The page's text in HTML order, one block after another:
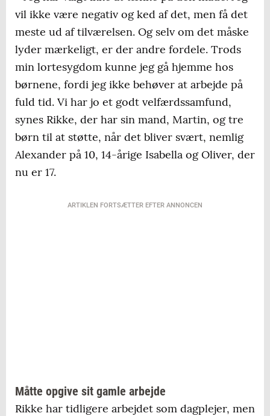
vil ikke være negativ og ked af det, men få det
meste ud af tilværelsen. Og selv om det måske
lyder mærkeligt, er der andre fordele. Trods
min lortesygdom kunne jeg gå hjemme hos
børnene, fordi jeg ikke behøver at arbejde på
fuld tid. Vi har jo et godt velfærdssamfund,
synes Rikke, der har sin mand, Martin, og tre
børn til at støtte, når det bliver svært, nemlig
Alexander på 10, 14-årige Isabella og Oliver, der
nu er 17.
ARTIKLEN FORTSÆTTER EFTER ANNONCEN
Måtte opgive sit gamle arbejde
Rikke har tidligere arbejdet som dagplejer, men